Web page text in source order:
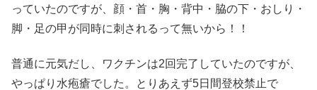
っていたのですが、顔・首・胸・背中・脇の下・おしり・
脚・足の甲が同時に刺されるって無いから！！
普通に元気だし、ワクチンは2回完了していたのですが、
やっぱり水疱瘡でした。とりあえず5日間登校禁止で